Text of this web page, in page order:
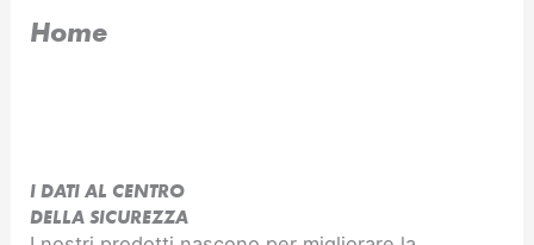
Home
I DATI AL CENTRO
DELLA SICUREZZA